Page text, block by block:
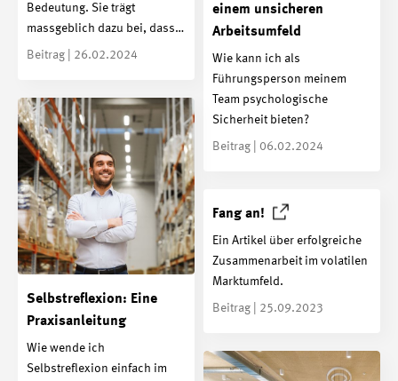
Bedeutung. Sie trägt
massgeblich dazu bei, dass…
Beitrag | 26.02.2024
einem unsicheren
Arbeitsumfeld
Wie kann ich als
Führungsperson meinem
Team psychologische
Sicherheit bieten?
Beitrag | 06.02.2024
Selbstreflexion: Eine
Praxisanleitung
Wie wende ich
Selbstreflexion einfach im
Fang an!
Ein Artikel über erfolgreiche
Zusammenarbeit im volatilen
Marktumfeld.
Beitrag | 25.09.2023